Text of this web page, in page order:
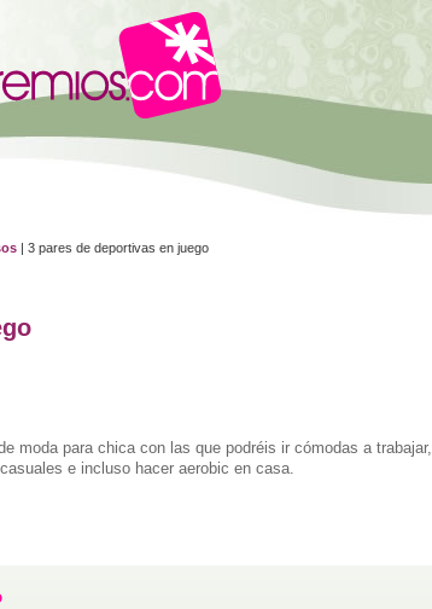
| 3 pares de deportivas en juego
moda para chica con las que podréis ir cómodas a trabajar,
e incluso hacer aerobic en casa.